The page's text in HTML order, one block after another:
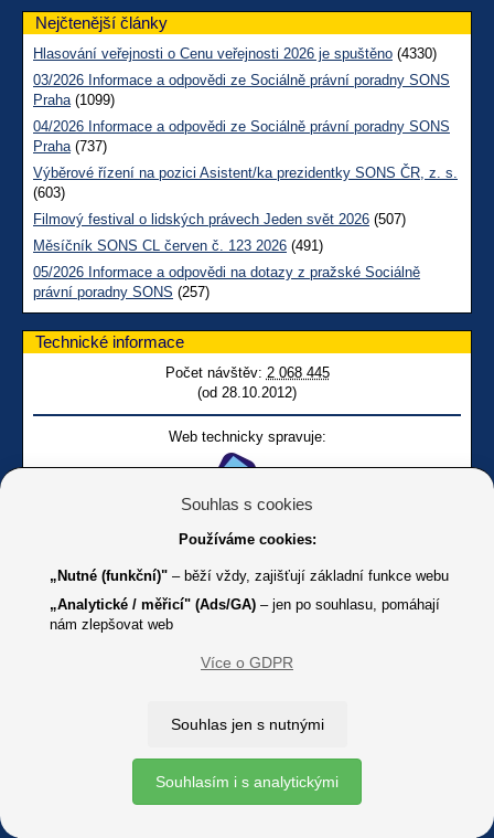
Nejčtenější články
Hlasování veřejnosti o Cenu veřejnosti 2026 je spuštěno (4330)
03/2026 Informace a odpovědi ze Sociálně právní poradny SONS
Praha(1099)
04/2026 Informace a odpovědi ze Sociálně právní poradny SONS
Praha(737)
Výběrové řízení na pozici Asistent/ka prezidentky SONS ČR, z. s.
(603)
Filmový festival o lidských právech Jeden svět 2026 (507)
Měsíčník SONS CL červen č. 123 2026 (491)
05/2026 Informace a odpovědi na dotazy z pražské Sociálně
právní poradny SONS (257)
Technické informace
Počet návštěv: 2 068 445
(od 28.10.2012)
Web technicky spravuje:
Facebook sbírky Bílá pastelka
Souhlas s cookies
Používáme cookies:
„Nutné (funkční)" – běží vždy, zajišťují základní funkce webu
„Analytické / měřicí" (Ads/GA) – jen po souhlasu, pomáhají
nám zlepšovat web
Více o GDPR
Souhlas jen s nutnými
Souhlasím i s analytickými